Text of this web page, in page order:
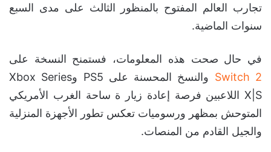
تجارب العالم المفتوح بالمنظور الثالث على مدى السبع
سنوات الماضية.
في حال صحت هذه المعلومات، فستمنح النسخة على
Switch 2
والنسخ المحسنة على PS5 وXbox Series
X|S اللاعبين فرصة إعادة زيار ة ساحة الغرب الأمريكي
المتوحش بمظهر ورسوميات تعكس تطور الأجهزة المنزلية
والجيل القادم من المنصات.